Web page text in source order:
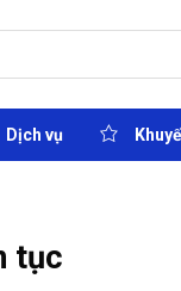
Dịch vụ
tục